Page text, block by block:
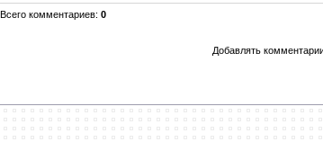
Всего комментариев: 0
Добавлять